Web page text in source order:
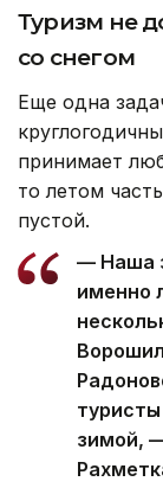
Туризм не
со снегом
Еще одна
принимает
то летом
пустой.
— Наша
именно
зимой,